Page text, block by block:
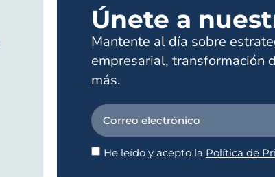
Únete a
Mantente al día sobre
empresarial, transformación
más.
He leído y acepto la Política de